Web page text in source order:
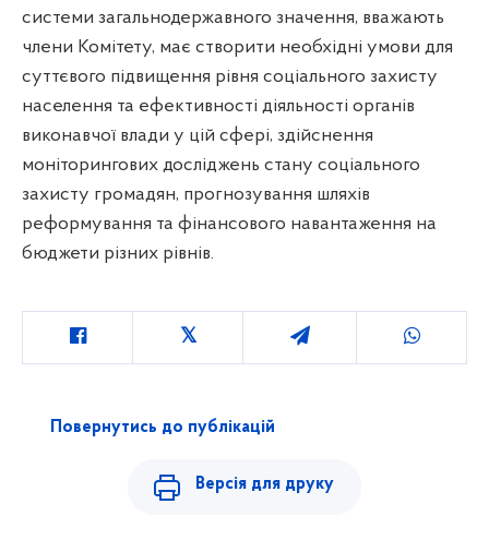
системи загальнодержавного значення, вважають
члени Комітету, має створити необхідні умови для
суттєвого підвищення рівня соціального захисту
населення та ефективності діяльності органів
виконавчої влади у цій сфері, здійснення
моніторингових досліджень стану соціального
захисту громадян, прогнозування шляхів
реформування та фінансового навантаження на
бюджети різних рівнів.
Повернутись до публікацій
Версія для друку